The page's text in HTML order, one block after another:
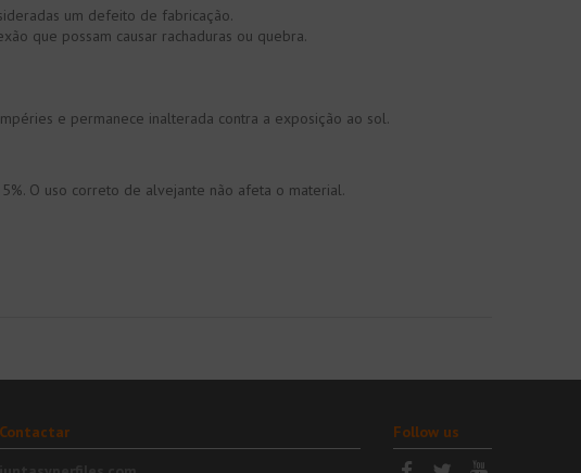
um defeito de fabricação.
que possam causar rachaduras ou quebra.
e permanece inalterada contra a exposição ao sol.
O uso correto de alvejante não afeta o material.
Contactar Follow us